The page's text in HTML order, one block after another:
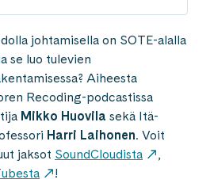
johtamisella on SOTE-alalla
se luo tulevien
Aiheesta
Recoding-podcastissa
Mikko Huovila sekä Itä-
Harri Laihonen. Voit
jaksot SoundCloudista
,
!